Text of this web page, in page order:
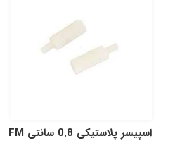
اسپیسر پلاستیکی 0.8 سانتی FM